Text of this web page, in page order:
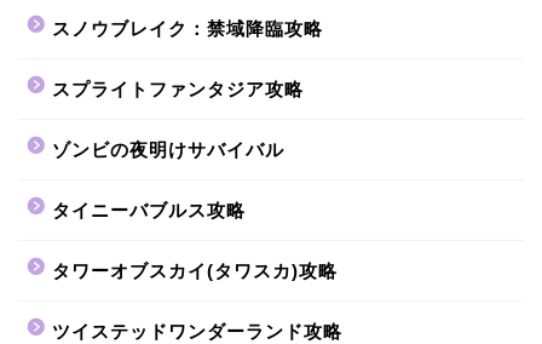
スノウブレイク：禁域降臨攻略
スプライトファンタジア攻略
ゾンビの夜明けサバイバル
タイニーバブルス攻略
タワーオブスカイ(タワスカ)攻略
ツイステッドワンダーランド攻略